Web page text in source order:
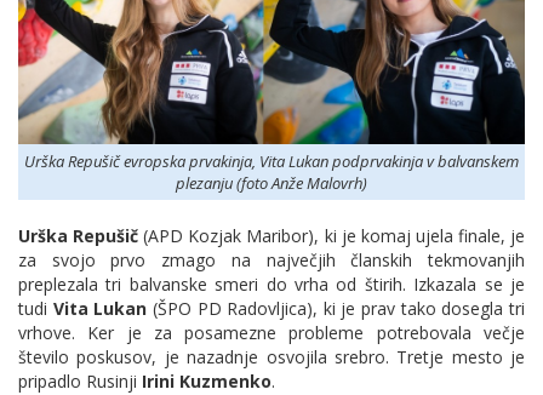
Urška Repušič evropska prvakinja, Vita Lukan podprvakinja v balvanskem
plezanju (foto Anže Malovrh)
Urška Repušič (APD Kozjak Maribor), ki je komaj ujela finale, je
za svojo prvo zmago na največjih članskih tekmovanjih
preplezala tri balvanske smeri do vrha od štirih. Izkazala se je
tudi Vita Lukan (ŠPO PD Radovljica), ki je prav tako dosegla tri
vrhove. Ker je za posamezne probleme potrebovala večje
število poskusov, je nazadnje osvojila srebro. Tretje mesto je
pripadlo Rusinji Irini Kuzmenko.